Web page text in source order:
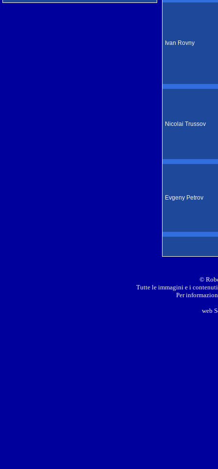
Ivan Rovny
Nicolai Trussov
Evgeny Petrov
©
Tutte le immagini e i
Per
web